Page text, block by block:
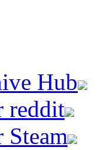
Hub
reddit
Steam